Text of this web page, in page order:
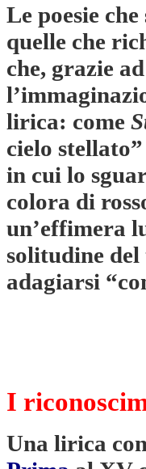
Le poesie
quelle che
che, grazie
lirica: come
cielo
in cui lo
colora di
un’effimera
solitudine del
adagiarsi
I
Una lirica